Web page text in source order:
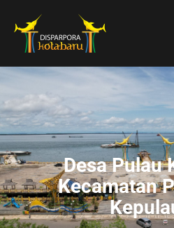
Desa Pulau
Kecamatan